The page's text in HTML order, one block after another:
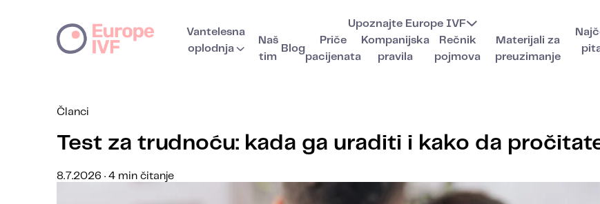
Vantelesna
oplodnja
Upoznajte Europe IVF
Naš
tim
Blog
Priče
pacijenata
Kompanijska
pravila
Rečnik
pojmova
Materijali za
preuzimanje
Članci
Test za trudnoću: kada ga uraditi i kako da
8.7.2026 · 4 min čitanje